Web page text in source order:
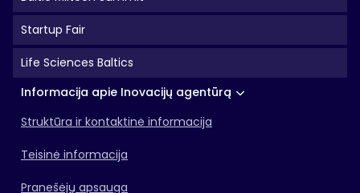
Startup Fair
Life Sciences Baltics
Informacija apie Inovacijų agentūrą
Struktūra ir kontaktinė informacija
Teisinė informacija
Pranešėjų apsauga